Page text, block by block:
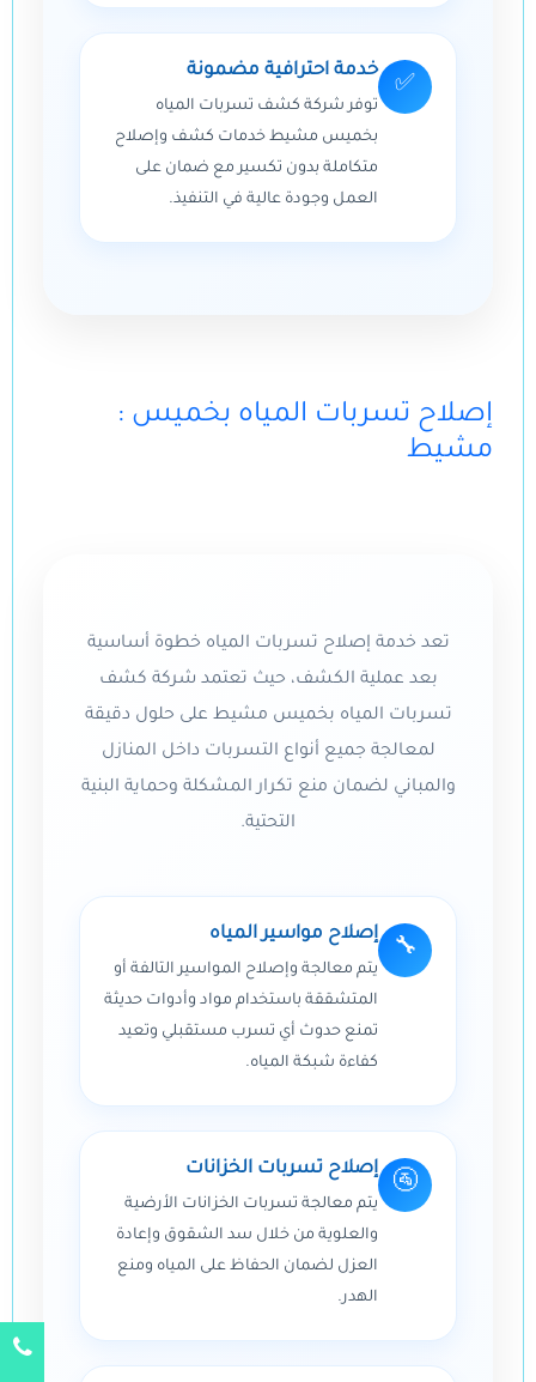
✅
خدمة احترافية مضمونة
توفر شركة كشف تسربات المياه
بخميس مشيط خدمات كشف وإصلاح
متكاملة بدون تكسير مع ضمان على
العمل وجودة عالية في التنفيذ.
: إصلاح تسربات المياه بخميس
مشيط
تعد خدمة إصلاح تسربات المياه خطوة أساسية
بعد عملية الكشف، حيث تعتمد شركة كشف
تسربات المياه بخميس مشيط على حلول دقيقة
لمعالجة جميع أنواع التسربات داخل المنازل
والمباني لضمان منع تكرار المشكلة وحماية البنية
التحتية.
🔧
إصلاح مواسير المياه
يتم معالجة وإصلاح المواسير التالفة أو
المتشققة باستخدام مواد وأدوات حديثة
تمنع حدوث أي تسرب مستقبلي وتعيد
كفاءة شبكة المياه.
🚰
إصلاح تسربات الخزانات
يتم معالجة تسربات الخزانات الأرضية
والعلوية من خلال سد الشقوق وإعادة
العزل لضمان الحفاظ على المياه ومنع
الهدر.